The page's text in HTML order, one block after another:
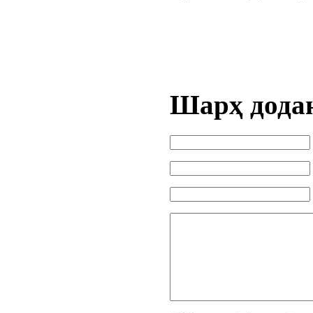
Шарҳ